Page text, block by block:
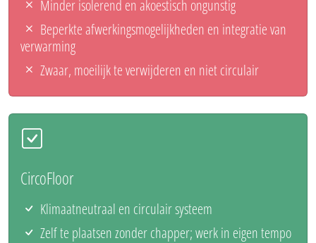
Minder isolerend en akoestisch ongunstig
Beperkte afwerkingsmogelijkheden en integratie van
verwarming
Zwaar, moeilijk te verwijderen en niet circulair
CircoFloor
Klimaatneutraal en circulair systeem
Zelf te plaatsen zonder chapper; werk in eigen tempo